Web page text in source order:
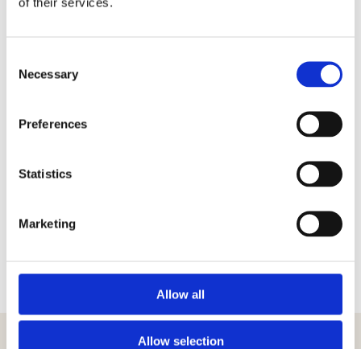
Selection
Necessary
Preferences
Statistics
Marketing
Allow all
Allow selection